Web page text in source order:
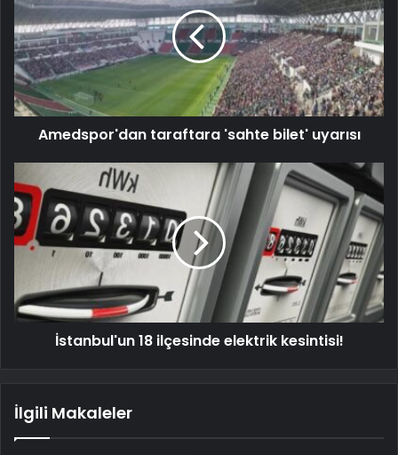
Amedspor'dan taraftara 'sahte bilet' uyarısı
İstanbul'un 18 ilçesinde elektrik kesintisi!
İlgili Makaleler